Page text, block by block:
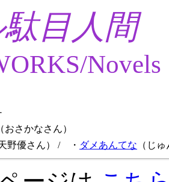
駄目人間
Novels
（おさかなさん）
野優さん） / ・ ダメあんてな （じ